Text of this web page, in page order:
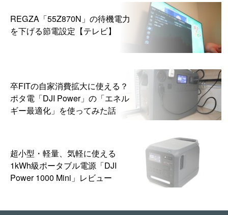
REGZA「55Z870N」の待機電力
を下げる節電設定【テレビ】
卒FITの自家消費拡大に使える？
ポタ電「DJI Power」の「エネル
ギー最適化」を使ってみた話
超小型・軽量、気軽に使える
1kWh級ポータブル電源「DJI
Power 1000 Mini」レビュー